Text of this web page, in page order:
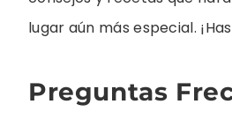
lugar aún más especial.
Preguntas